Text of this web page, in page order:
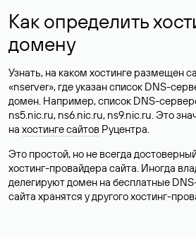
Как определить
домену
Узнать, на каком хостинге размещен
«nserver», где указан список DNS-
домен. Например, список DNS-
ns5.nic.ru, ns6.nic.ru, ns9.nic.ru. Это
на хостинге сайтов Руцентра.
Это простой, но не всегда
хостинг-провайдера сайта. Иногда
делегируют домен на бесплатные
сайта хранятся у другого хостинг-